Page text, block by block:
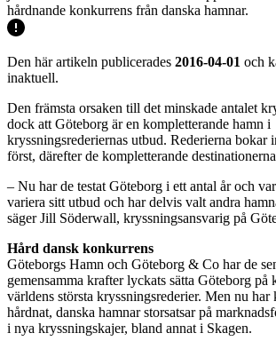
hårdnande konkurrens från danska hamnar.
Den här artikeln publicerades 2016-04-01 och
inaktuell.
Den främsta orsaken till det minskade antalet
dock att Göteborg är en kompletterande hamn i
kryssningsrederiernas utbud. Rederierna bokar
först, därefter de kompletterande
– Nu har de testat Göteborg i ett antal år och
variera sitt utbud och har delvis valt andra
säger Jill Söderwall, kryssningsansvarig på
Hård dansk konkurrens
Göteborgs Hamn och Göteborg & Co har de
gemensamma krafter lyckats sätta Göteborg på
världens största kryssningsrederier. Men nu har
hårdnat, danska hamnar storsatsar på
i nya kryssningskajer, bland annat i Skagen.